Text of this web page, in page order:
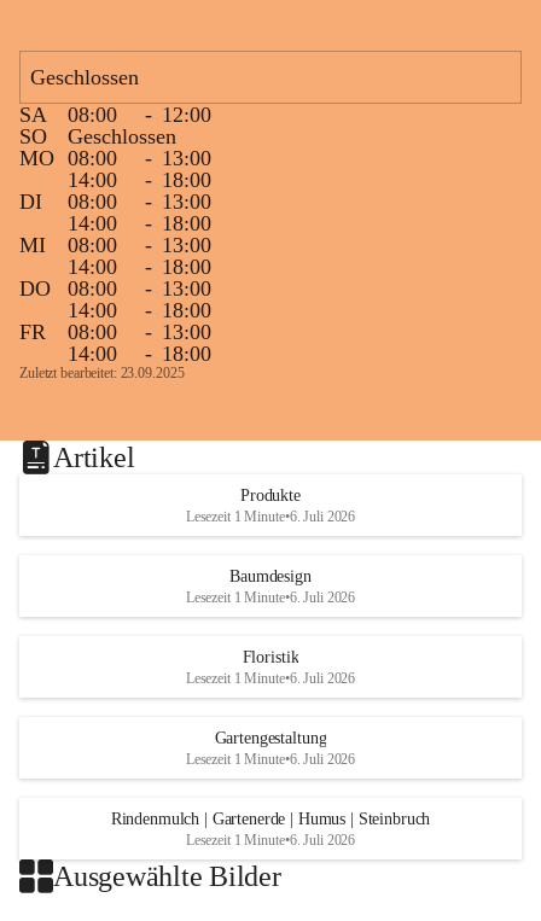
r
g
e
r
e
.
U
.
r
Geschlossen
SA
08:00 - 12:00
SO
Geschlossen
MO 08:00 - 13:00
14:00
- 18:00
DI
08:00 - 13:00
14:00
- 18:00
MI
08:00 - 13:00
14:00
- 18:00
DO
08:00 - 13:00
14:00
- 18:00
FR
08:00 - 13:00
14:00
- 18:00
Zuletzt bearbeitet: 23.09.2025
Artikel
Produkte
Lesezeit 1 Minute•6. Juli 2026
Baumdesign
Lesezeit 1 Minute•6. Juli 2026
Floristik
Lesezeit 1 Minute•6. Juli 2026
Gartengestaltung
Lesezeit 1 Minute•6. Juli 2026
Rindenmulch | Gartenerde | Humus | Steinbruch
Lesezeit 1 Minute•6. Juli 2026
Ausgewählte Bilder